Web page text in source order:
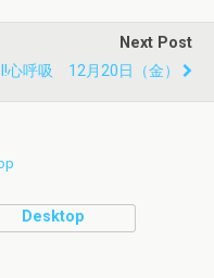
Next Post
心呼吸 12月20日（金）
Desktop